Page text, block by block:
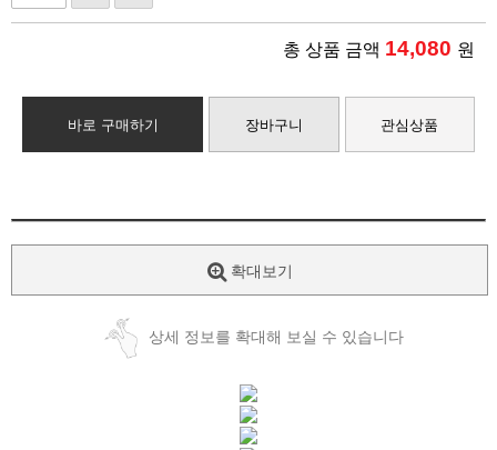
총 상품 금액 14,080 원
바로 구매하기 장바구니 관심상품
확대보기
상세 정보를 확대해 보실 수 있습니다